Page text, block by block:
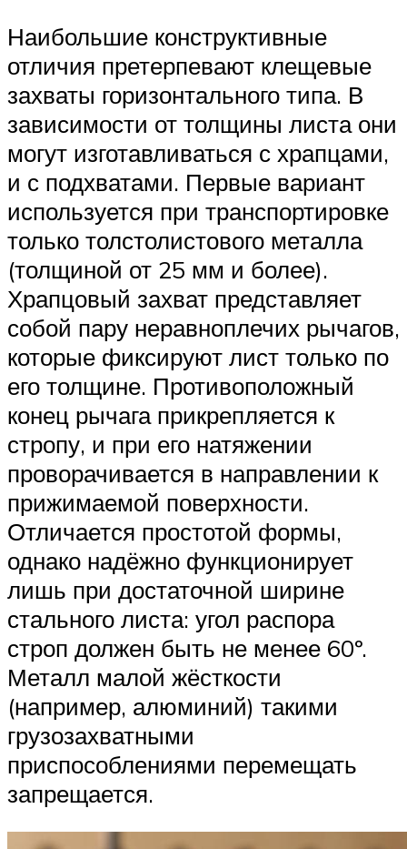
Наибольшие конструктивные
отличия претерпевают клещевые
захваты горизонтального типа. В
зависимости от толщины листа они
могут изготавливаться с храпцами,
и с подхватами. Первые вариант
используется при транспортировке
только толстолистового металла
(толщиной от 25 мм и более).
Храпцовый захват представляет
собой пару неравноплечих рычагов,
которые фиксируют лист только по
его толщине. Противоположный
конец рычага прикрепляется к
стропу, и при его натяжении
проворачивается в направлении к
прижимаемой поверхности.
Отличается простотой формы,
однако надёжно функционирует
лишь при достаточной ширине
стального листа: угол распора
строп должен быть не менее 60º.
Металл малой жёсткости
(например, алюминий) такими
грузозахватными
приспособлениями перемещать
запрещается.